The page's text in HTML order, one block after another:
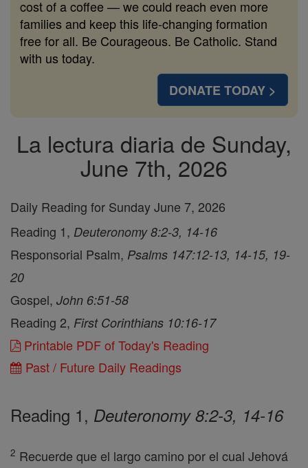
cost of a coffee — we could reach even more
families and keep this life-changing formation
free for all. Be Courageous. Be Catholic. Stand
with us today.
DONATE TODAY >
La lectura diaria de Sunday,
June 7th, 2026
Daily Reading for Sunday June 7, 2026
Reading 1, Deuteronomy 8:2-3, 14-16
Responsorial Psalm, Psalms 147:12-13, 14-15, 19-
20
Gospel, John 6:51-58
Reading 2, First Corinthians 10:16-17
Printable PDF of Today's Reading
Past / Future Daily Readings
Reading 1, Deuteronomy 8:2-3, 14-16
2 Recuerde que el largo camino por el cual Jehová